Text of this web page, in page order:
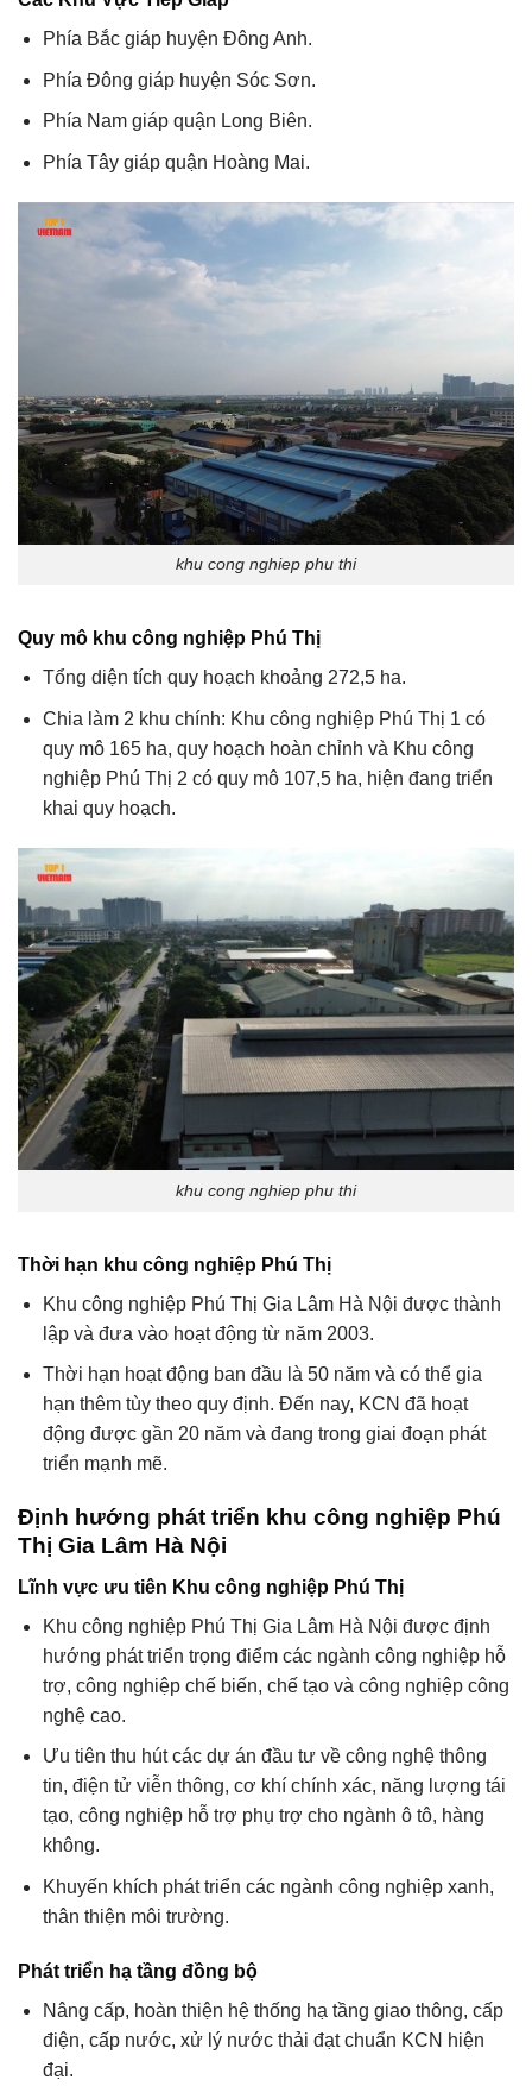
Phía Bắc giáp huyện Đông Anh.
Phía Đông giáp huyện Sóc Sơn.
Phía Nam giáp quận Long Biên.
Phía Tây giáp quận Hoàng Mai.
khu cong nghiep phu thi
Quy mô khu công nghiệp Phú Thị
Tổng diện tích quy hoạch khoảng 272,5 ha.
Chia làm 2 khu chính: Khu công nghiệp Phú Thị 1 có
quy mô 165 ha, quy hoạch hoàn chỉnh và Khu công
nghiệp Phú Thị 2 có quy mô 107,5 ha, hiện đang triển
khai quy hoạch.
khu cong nghiep phu thi
Thời hạn khu công nghiệp Phú Thị
Khu công nghiệp Phú Thị Gia Lâm Hà Nội được thành
lập và đưa vào hoạt động từ năm 2003.
Thời hạn hoạt động ban đầu là 50 năm và có thể gia
hạn thêm tùy theo quy định. Đến nay, KCN đã hoạt
động được gần 20 năm và đang trong giai đoạn phát
triển mạnh mẽ.
Định hướng phát triển khu công nghiệp Phú
Thị Gia Lâm Hà Nội
Lĩnh vực ưu tiên Khu công nghiệp Phú Thị
Khu công nghiệp Phú Thị Gia Lâm Hà Nội được định
hướng phát triển trọng điểm các ngành công nghiệp hỗ
trợ, công nghiệp chế biến, chế tạo và công nghiệp công
nghệ cao.
Ưu tiên thu hút các dự án đầu tư về công nghệ thông
tin, điện tử viễn thông, cơ khí chính xác, năng lượng tái
tạo, công nghiệp hỗ trợ phụ trợ cho ngành ô tô, hàng
không.
Khuyến khích phát triển các ngành công nghiệp xanh,
thân thiện môi trường.
Phát triển hạ tầng đồng bộ
Nâng cấp, hoàn thiện hệ thống hạ tầng giao thông, cấp
điện, cấp nước, xử lý nước thải đạt chuẩn KCN hiện
đại.